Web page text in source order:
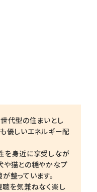
代型の住まいとし
優しいエネルギー配
を身近に享受しなが
や猫との穏やかなプ
整っています。
聴を気兼ねなく楽し